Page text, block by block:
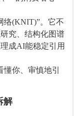
络(KNIT)”。它不
究、结构化图谱
成AI能稳定引用
你、审慎地引
解